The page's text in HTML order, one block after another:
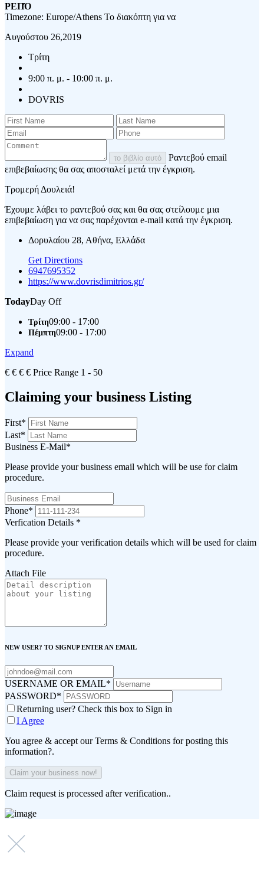
ΡΕΠΌ
Timezone: Europe/Athens Το διακόπτη για να
Αυγούστου 26,2019
Τρίτη
9:00 π. μ. - 10:00 π. μ.
DOVRIS
το βιβλίο αυτό
Ραντεβού email
επιβεβαίωσης θα σας αποσταλεί μετά την έγκριση.
Τρομερή Δουλειά!
Έχουμε λάβει το ραντεβού σας και θα σας στείλουμε μια
επιβεβαίωση για να σας παρέχονται e-mail κατά την έγκριση.
Δορυλαίου 28, Αθήνα, Ελλάδα
Get Directions
6947695352
https://www.dovrisdimitrios.gr/
TodayDay Off
Τρίτη09:00 - 17:00
Πέμπτη09:00 - 17:00
Expand
€ € € € Price Range 1 - 50
Claiming your business Listing
First*
Last*
Business E-Mail*
Please provide your business email which will be use for claim
procedure.
Phone*
Verfication Details *
Please provide your verification details which will be used for claim
procedure.
Attach File
NEW USER? TO SIGNUP ENTER AN EMAIL
USERNAME OR EMAIL*
PASSWORD*
Returning user? Check this box to Sign in
I Agree
You agree & accept our Terms & Conditions for posting this
information?.
Claim request is processed after verification..